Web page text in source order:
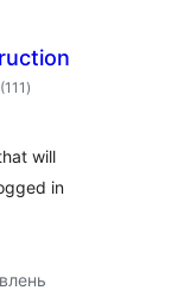
(111 загальний
рейтинг
)
will
in